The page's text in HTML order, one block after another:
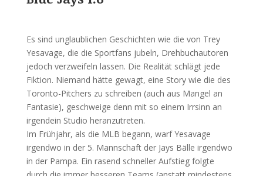
Es sind unglaublichen Geschichten wie die von Trey
Yesavage, die die Sportfans jubeln, Drehbuchautoren
jedoch verzweifeln lassen. Die Realität schlägt jede
Fiktion. Niemand hätte gewagt, eine Story wie die des
Toronto-Pitchers zu schreiben (auch aus Mangel an
Fantasie), geschweige denn mit so einem Irrsinn an
irgendein Studio heranzutreten.
Im Frühjahr, als die MLB begann, warf Yesavage
irgendwo in der 5. Mannschaft der Jays Bälle irgendwo
in der Pampa. Ein rasend schneller Aufstieg folgte